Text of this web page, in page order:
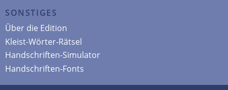
SONSTIGES
Über die Edition
Kleist-Wörter-Rätsel
Handschriften-Simulator
Handschriften-Fonts